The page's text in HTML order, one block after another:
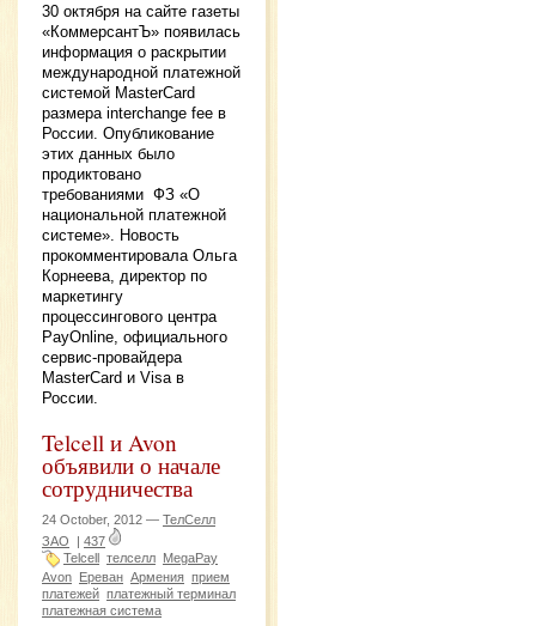
30 октября на сайте газеты
«КоммерсантЪ» появилась
информация о раскрытии
международной платежной
системой MasterCard
размера interchange fee в
России. Опубликование
этих данных было
продиктовано
требованиями ФЗ «О
национальной платежной
системе». Новость
прокомментировала Ольга
Корнеева, директор по
маркетингу
процессингового центра
PayOnline, официального
сервис-провайдера
MasterCard и Visa в
России.
Telcell и Avon
объявили о начале
сотрудничества
24 October, 2012 — ТелСелл
ЗАО | 437
Telcell телселл MegaPay
Avon Ереван Армения прием
платежей платежный терминал
платежная система